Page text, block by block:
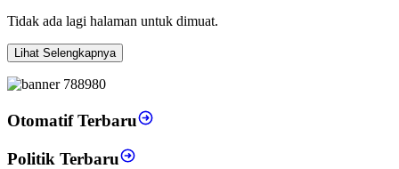
Tidak ada lagi halaman untuk dimuat.
Lihat Selengkapnya
Otomatif Terbaru
Politik Terbaru